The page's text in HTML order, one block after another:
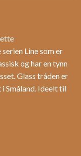
Line som er
og har en tynn
Glass tråden er
Småland. Ideelt til